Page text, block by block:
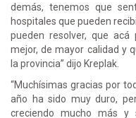
demás, tenemos que
hospitales que pueden
pueden resolver, que
mejor, de mayor calidad y
la provincia” dijo Kreplak.
“Muchísimas gracias por
año ha sido muy duro,
creciendo mucho más y